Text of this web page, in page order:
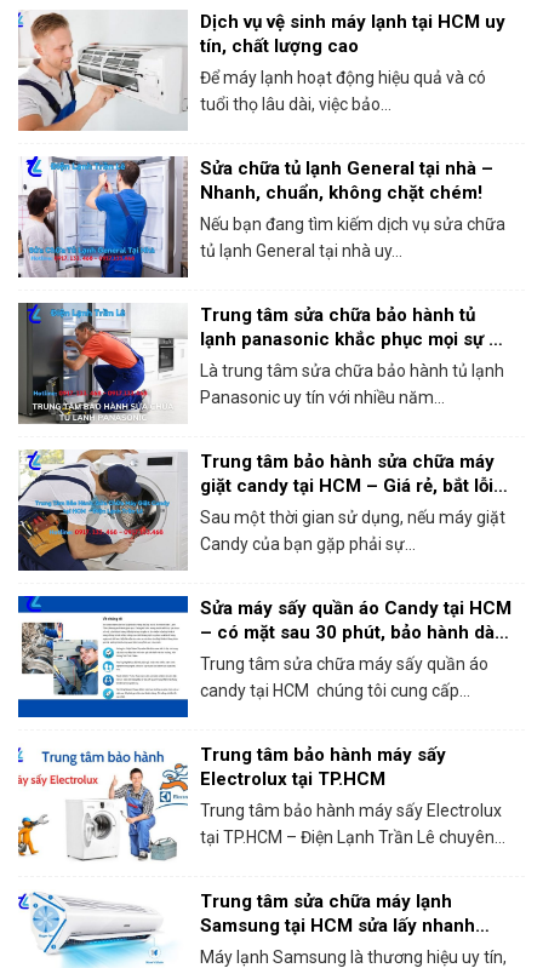
Dịch vụ vệ sinh máy lạnh tại HCM uy
tín, chất lượng cao
Để máy lạnh hoạt động hiệu quả và có
tuổi thọ lâu dài, việc bảo...
Sửa chữa tủ lạnh General tại nhà –
Nhanh, chuẩn, không chặt chém!
Nếu bạn đang tìm kiếm dịch vụ sửa chữa
tủ lạnh General tại nhà uy...
Trung tâm sửa chữa bảo hành tủ
lạnh panasonic khắc phục mọi sự cố
trong 1 lần gọi
Là trung tâm sửa chữa bảo hành tủ lạnh
Panasonic uy tín với nhiều năm...
Trung tâm bảo hành sửa chữa máy
giặt candy tại HCM – Giá rẻ, bắt lỗi
chính xác 100%
Sau một thời gian sử dụng, nếu máy giặt
Candy của bạn gặp phải sự...
Sửa máy sấy quần áo Candy tại HCM
– có mặt sau 30 phút, bảo hành dài
hạn!
Trung tâm sửa chữa máy sấy quần áo
candy tại HCM chúng tôi cung cấp...
Trung tâm bảo hành máy sấy
Electrolux tại TP.HCM
Trung tâm bảo hành máy sấy Electrolux
tại TP.HCM – Điện Lạnh Trần Lê chuyên...
Trung tâm sửa chữa máy lạnh
Samsung tại HCM sửa lấy nhanh
trong ngày
Máy lạnh Samsung là thương hiệu uy tín,